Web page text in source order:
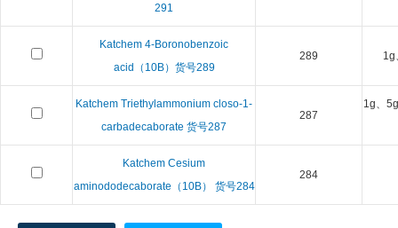
291
Katchem 4-Boronobenzoic
acid（10B）货号289
289 1g
Katchem Triethylammonium closo-1-
carbadecaborate 货号287
287
1g、
Katchem Cesium
aminododecaborate（10B） 货号284
284